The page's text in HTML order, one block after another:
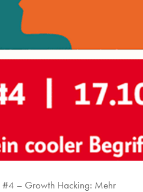
#4 – Growth Hacking: Mehr